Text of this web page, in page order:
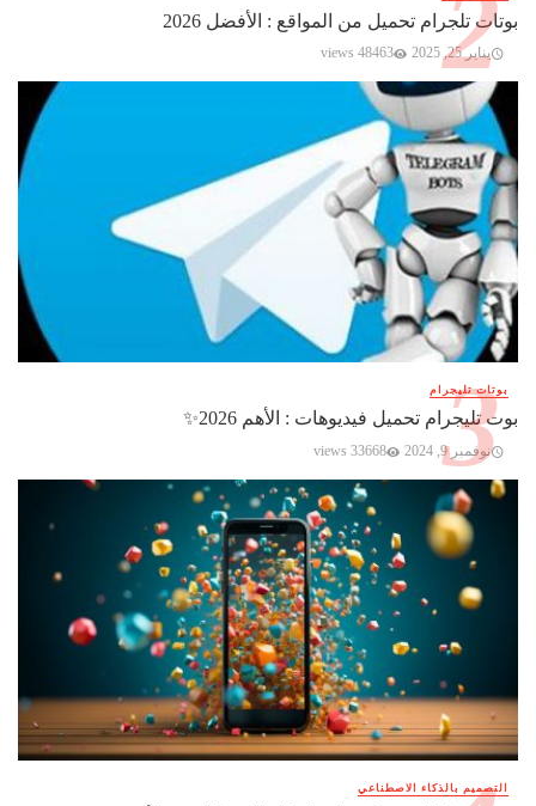
بوتات تلجرام تحميل من المواقع : الأفضل 2026
يناير 25, 2025 48463 views
بوتات تليجرام
بوت تليجرام تحميل فيديوهات : الأهم 2026✨️
نوفمبر 9, 2024 33668 views
التصميم بالذكاء الاصطناعي